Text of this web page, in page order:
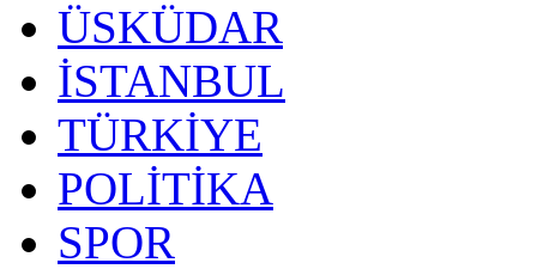
ÜSKÜDAR
İSTANBUL
TÜRKİYE
POLİTİKA
SPOR